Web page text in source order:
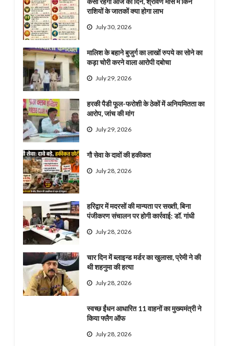
राशियों के जातकों क्या होगा लाभ
July 30, 2026
मालिश के बहाने बुजुर्ग का लाखों रुपये का सोने का
कड़ा चोरी करने वाला आरोपी दबोचा
July 29, 2026
हरकी पैडी फूल-फरोशी के ठेकों में अनियमितता का
आरोप, जांच की मांग
July 29, 2026
गौ सेवा के दावों की हकीकत
July 28, 2026
हरिद्वार में मदरसों की मान्यता पर सख्ती, बिना
पंजीकरण संचालन पर होगी कार्रवाई: डॉ. गांधी
July 28, 2026
चार दिन में ब्लाइन्ड मर्डर का खुलासा, प्रेमी ने की
थी शहनुमा की हत्या
July 28, 2026
स्वच्छ ईंधन आधारित 11 वाहनों का मुख्यमंत्री ने
किया फ्लैग ऑफ
July 28, 2026